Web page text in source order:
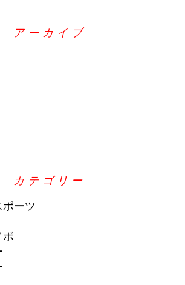
アーカイブ
カテゴリー
ーツ